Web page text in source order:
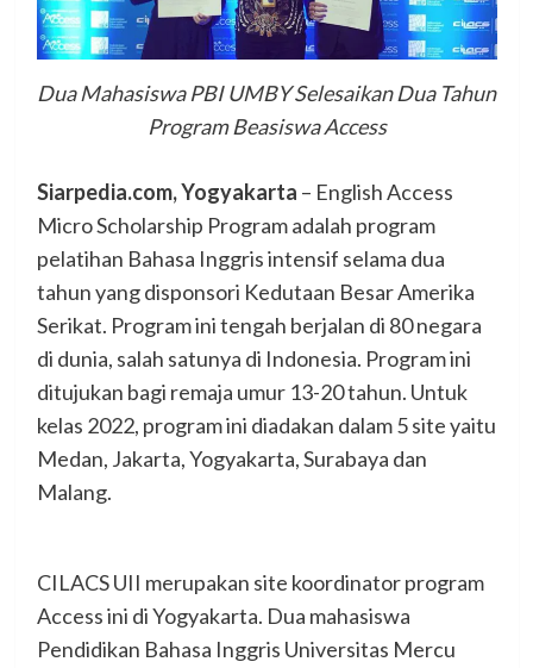
Dua Mahasiswa PBI UMBY Selesaikan Dua Tahun
Program Beasiswa Access
Siarpedia.com, Yogyakarta – English Access
Micro Scholarship Program adalah program
pelatihan Bahasa Inggris intensif selama dua
tahun yang disponsori Kedutaan Besar Amerika
Serikat. Program ini tengah berjalan di 80 negara
di dunia, salah satunya di Indonesia. Program ini
ditujukan bagi remaja umur 13-20 tahun. Untuk
kelas 2022, program ini diadakan dalam 5 site yaitu
Medan, Jakarta, Yogyakarta, Surabaya dan
Malang.
CILACS UII merupakan site koordinator program
Access ini di Yogyakarta. Dua mahasiswa
Pendidikan Bahasa Inggris Universitas Mercu